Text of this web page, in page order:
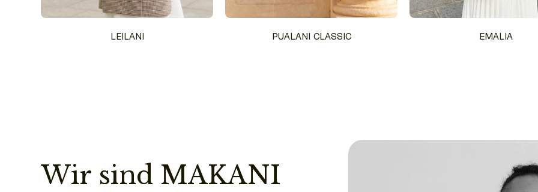
LEILANI PUALANI CLASSIC EMALIA
Wir sind MAKANI